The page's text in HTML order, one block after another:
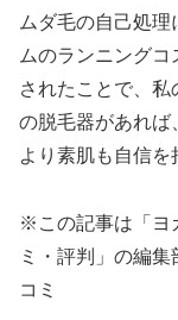
ムダ毛の自己処
ムのランニング
されたことで、私
の脱毛器があれば
より素肌も自信を
※この記事は「ヨ
ミ・評判」の編
コミ